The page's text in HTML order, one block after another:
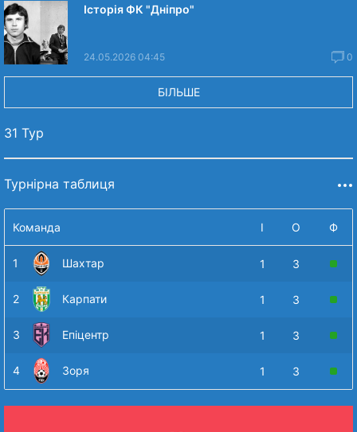
Історія ФК "Дніпро"
24.05.2026 04:45 0
БІЛЬШЕ
31 Тур
Турнірна таблиця
Команда І О Ф
1 Шахтар 1 3
2 Карпати 1 3
3 Епіцентр 1 3
4 Зоря 1 3